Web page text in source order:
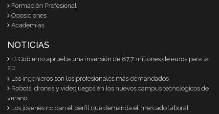
Formación Profesional
Oposiciones
Academias
NOTICIAS
El Gobierno aprueba una inversión de 87,7 millones de euros para la
FP
Los ingenieros son los profesionales más demandados
Robots, drones y videojuegos en los nuevos campus tecnológicos de
verano
Los jóvenes no dan el perfil que demanda el mercado laboral